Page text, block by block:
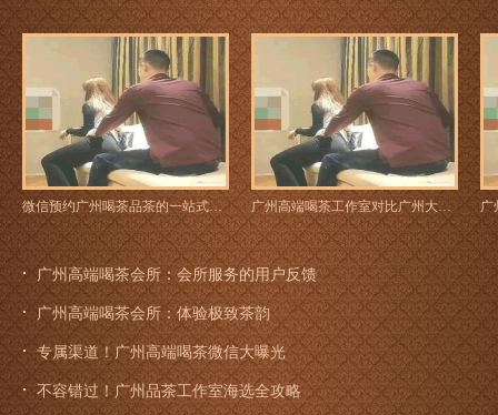
微信预约广州喝茶品茶的一站式攻略 广州高端喝茶工作室对比广州大圈高端工作室：高端茶室会员制度
广州高端喝茶会所：会所服务的用户反馈
广州高端喝茶会所：体验极致茶韵
专属渠道！广州高端喝茶微信大曝光
不容错过！广州品茶工作室海选全攻略